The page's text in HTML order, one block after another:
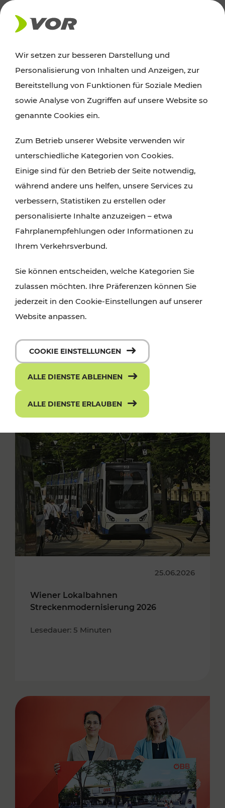
AKTUELLES
News
Alle wichtigen Meldungen zu Fahrplanänderungen,
finden Sie hier im Überblick.
25.06.2026
Wiener Lokalbahnen
Streckenmodernisierung 2026
Lesedauer: 5 Minuten
Wir setzen zur besseren Darstellung und
Personalisierung von Inhalten und Anzeigen, zur
Bereitstellung von Funktionen für Soziale Medien
sowie Analyse von Zugriffen auf unsere Website so
genannte Cookies ein.
Zum Betrieb unserer Website verwenden wir
unterschiedliche Kategorien von Cookies.
Einige sind für den Betrieb der Seite notwendig,
während andere uns helfen, unsere Services zu
verbessern, Statistiken zu erstellen oder
personalisierte Inhalte anzuzeigen – etwa
Fahrplanempfehlungen oder Informationen zu
Ihrem Verkehrsverbund.
Sie können entscheiden, welche Kategorien Sie
zulassen möchten. Ihre Präferenzen können Sie
jederzeit in den Cookie-Einstellungen auf unserer
Website anpassen.
COOKIE EINSTELLUNGEN
ALLE DIENSTE ABLEHNEN
ALLE DIENSTE ERLAUBEN